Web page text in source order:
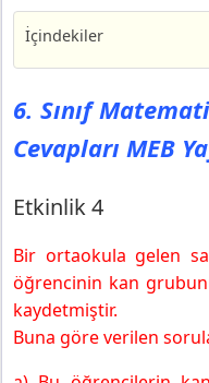
İçindekiler
6. Sınıf Matematik
Yayınları
Etkinlik 4
6. Sınıf Matematik
Örnek 3
Yayınları
Örnek 4
Örnek 5
Örnek 6
6. Sınıf
Cevapları MEB
Etkinlik 4
Bir ortaokula gelen
öğrencinin kan
kaydetmiştir.
Buna göre verilen